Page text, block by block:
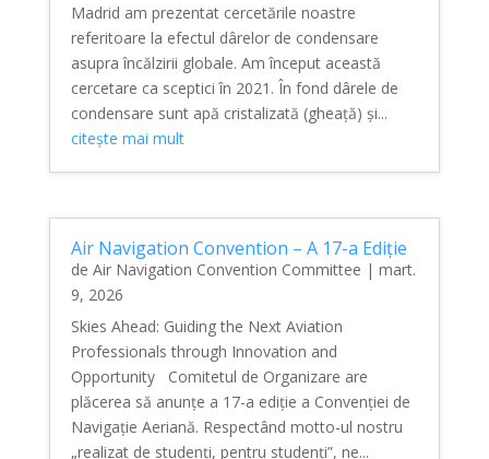
Madrid am prezentat cercetările noastre
referitoare la efectul dârelor de condensare
asupra încălzirii globale. Am început această
cercetare ca sceptici în 2021. În fond dârele de
condensare sunt apă cristalizată (gheață) și...
citește mai mult
Air Navigation Convention – A 17-a Ediție
de Air Navigation Convention Committee | mart.
9, 2026
Skies Ahead: Guiding the Next Aviation
Professionals through Innovation and
Opportunity Comitetul de Organizare are
plăcerea să anunțe a 17-a ediție a Convenției de
Navigație Aeriană. Respectând motto-ul nostru
„realizat de studenți, pentru studenți”, ne...